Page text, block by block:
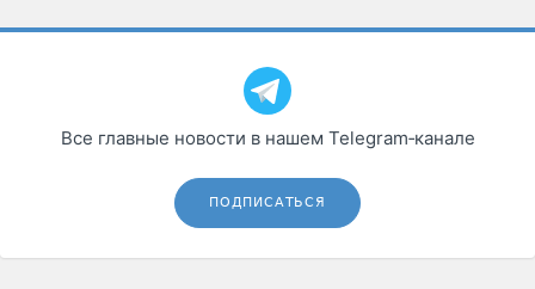
Все главные новости в нашем Telegram‑канале
ПОДПИСАТЬСЯ